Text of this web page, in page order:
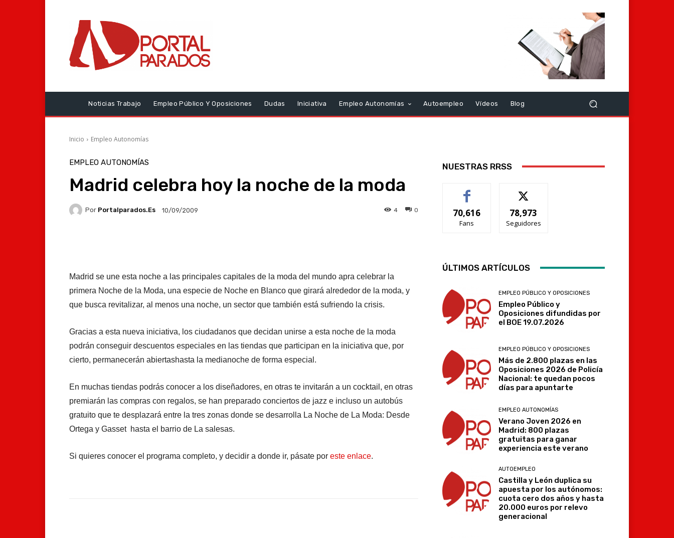
Noticias Trabajo Empleo Público Y Oposiciones Dudas Iniciativa Empleo Autonomías Autoempleo Vídeos Blog
Inicio Empleo Autonomías
EMPLEO AUTONOMÍAS
Madrid celebra hoy la noche de la moda
Por Portalparados.es 10/09/2009 0
4
Madrid se une esta noche a las principales capitales de la moda del mundo apra celebrar la
primera Noche de la Moda, una especie de Noche en Blanco que girará alrededor de la moda, y
que busca revitalizar, al menos una noche, un sector que también está sufriendo la crisis.
Gracias a esta nueva iniciativa, los ciudadanos que decidan unirse a esta noche de la moda
podrán conseguir descuentos especiales en las tiendas que participan en la iniciativa que, por
cierto, permanecerán abiertashasta la medianoche de forma especial.
En muchas tiendas podrás conocer a los diseñadores, en otras te invitarán a un cocktail, en otras
premiarán las compras con regalos, se han preparado conciertos de jazz e incluso un autobús
gratuito que te desplazará entre la tres zonas donde se desarrolla La Noche de La Moda: Desde
Ortega y Gasset hasta el barrio de La salesas.
Si quieres conocer el programa completo, y decidir a donde ir, pásate por este enlace.
NUESTRAS RRSS
70,616
Fans
78,973
Seguidores
ÚLTIMOS ARTÍCULOS
EMPLEO PÚBLICO Y OPOSICIONES
Empleo Público y
Oposiciones difundidas por
el BOE 19.07.2026
EMPLEO PÚBLICO Y OPOSICIONES
Más de 2.800 plazas en las
Oposiciones 2026 de Policía
Nacional: te quedan pocos
días para apuntarte
EMPLEO AUTONOMÍAS
Verano Joven 2026 en
Madrid: 800 plazas
gratuitas para ganar
experiencia este verano
AUTOEMPLEO
Castilla y León duplica su
apuesta por los autónomos:
cuota cero dos años y hasta
20.000 euros por relevo
generacional